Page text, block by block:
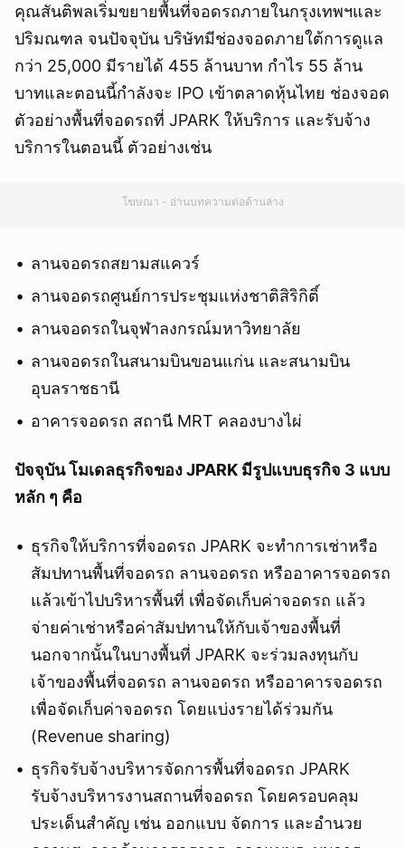
คุณสันติพลเริ่มขยายพื้นที่จอดรถภายในกรุงเทพฯและ
ปริมณฑล จนปัจจุบัน บริษัทมีช่องจอดภายใต้การดูแล
กว่า 25,000 มีรายได้ 455 ล้านบาท กำไร 55 ล้าน
บาทและตอนนี้กำลังจะ IPO เข้าตลาดหุ้นไทย ช่องจอด
ตัวอย่างพื้นที่จอดรถที่ JPARK ให้บริการ และรับจ้าง
บริการในตอนนี้ ตัวอย่างเช่น
โฆษณา - อ่านบทความต่อด้านล่าง
ลานจอดรถสยามสแควร์
ลานจอดรถศูนย์การประชุมแห่งชาติสิริกิติ์
ลานจอดรถในจุฬาลงกรณ์มหาวิทยาลัย
ลานจอดรถในสนามบินขอนแก่น และสนามบิน
อุบลราชธานี
อาคารจอดรถ สถานี MRT คลองบางไผ่
ปัจจุบัน โมเดลธุรกิจของ JPARK มีรูปแบบธุรกิจ 3 แบบ
หลัก ๆ คือ
ธุรกิจให้บริการที่จอดรถ JPARK จะทำการเช่าหรือ
สัมปทานพื้นที่จอดรถ ลานจอดรถ หรืออาคารจอดรถ
แล้วเข้าไปบริหารพื้นที่ เพื่อจัดเก็บค่าจอดรถ แล้ว
จ่ายค่าเช่าหรือค่าสัมปทานให้กับเจ้าของพื้นที่
นอกจากนั้นในบางพื้นที่ JPARK จะร่วมลงทุนกับ
เจ้าของพื้นที่จอดรถ ลานจอดรถ หรืออาคารจอดรถ
เพื่อจัดเก็บค่าจอดรถ โดยแบ่งรายได้ร่วมกัน
(Revenue sharing)
ธุรกิจรับจ้างบริหารจัดการพื้นที่จอดรถ JPARK
รับจ้างบริหารงานสถานที่จอดรถ โดยครอบคลุม
ประเด็นสำคัญ เช่น ออกแบบ จัดการ และอำนวย